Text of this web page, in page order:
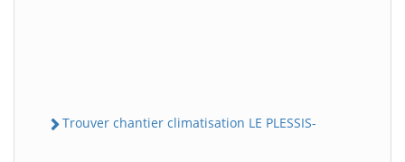
Trouver chantier climatisation LE PLESSIS-